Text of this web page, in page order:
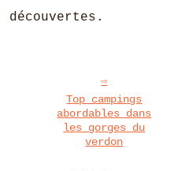
Top campings
abordables dans
les gorges du
verdon